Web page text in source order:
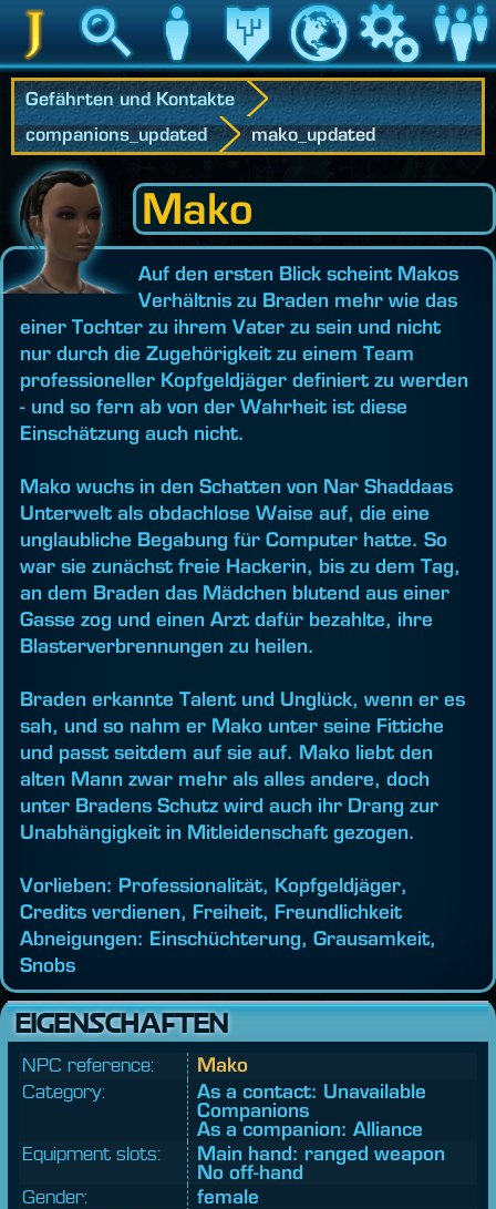
Jedipedia Suche Charakter Vermächtnis Welt Spiel
Gefährten und Kontakte
companions_updated
mako_updated
Mako
Auf den ersten Blick scheint Makos
Verhältnis zu Braden mehr wie das
einer Tochter zu ihrem Vater zu sein und nicht
nur durch die Zugehörigkeit zu einem Team
professioneller Kopfgeldjäger definiert zu werden
- und so fern ab von der Wahrheit ist diese
Einschätzung auch nicht.
Mako wuchs in den Schatten von Nar Shaddaas
Unterwelt als obdachlose Waise auf, die eine
unglaubliche Begabung für Computer hatte. So
war sie zunächst freie Hackerin, bis zu dem Tag,
an dem Braden das Mädchen blutend aus einer
Gasse zog und einen Arzt dafür bezahlte, ihre
Blasterverbrennungen zu heilen.
Braden erkannte Talent und Unglück, wenn er es
sah, und so nahm er Mako unter seine Fittiche
und passt seitdem auf sie auf. Mako liebt den
alten Mann zwar mehr als alles andere, doch
unter Bradens Schutz wird auch ihr Drang zur
Unabhängigkeit in Mitleidenschaft gezogen.
Vorlieben: Professionalität, Kopfgeldjäger,
Credits verdienen, Freiheit, Freundlichkeit
Abneigungen: Einschüchterung, Grausamkeit,
Snobs
EIGENSCHAFTEN
NPC reference:
Mako
Category:
As a contact: Unavailable
Companions
As a companion: Alliance
Equipment slots:
Main hand: ranged weapon
No off-hand
Gender:
female